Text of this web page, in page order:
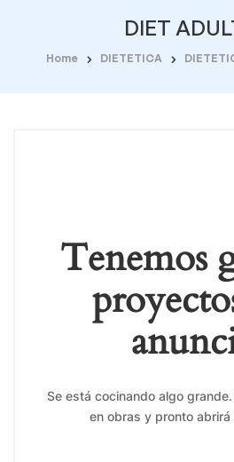
DIET
Home DIETETICA
Tenemos
Se está cocinando algo
en obras y pronto